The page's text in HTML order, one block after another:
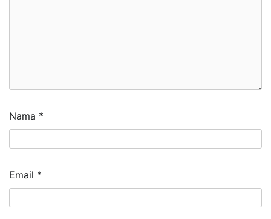
Nama *
Email *